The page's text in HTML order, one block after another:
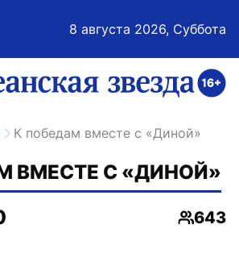
8 августа 2026, Суббота
ссылка на главную
К победам вместе с «Диной»
ВМЕСТЕ С «ДИНОЙ»
643